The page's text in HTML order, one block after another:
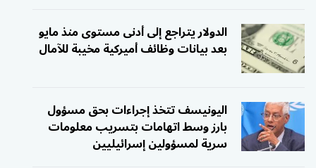
الدولار يتراجع إلى أدنى مستوى منذ مايو
بعد بيانات وظائف أميركية مخيبة للآمال
اليونيسف تتخذ إجراءات بحق مسؤول
بارز وسط اتهامات بتسريب معلومات
سرية لمسؤولين إسرائيليين